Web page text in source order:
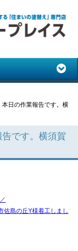
本日の作業報告です。横
です。横須賀
佐島の丘Y様着工しまし